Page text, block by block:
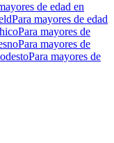
de edad en
Para mayores de edad
Para mayores de
Para mayores de
Para mayores de